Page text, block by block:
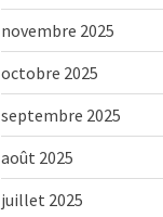
novembre 2025
octobre 2025
septembre 2025
août 2025
juillet 2025